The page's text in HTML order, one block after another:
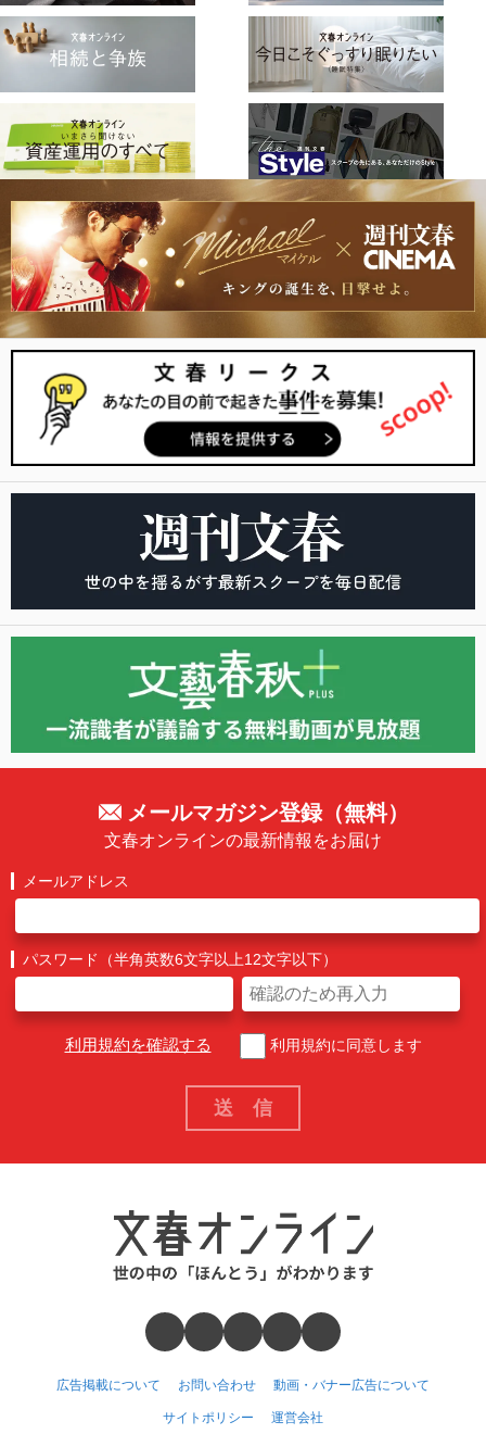
メールマガジン登録（無料）
文春オンラインの最新情報をお届け
メールアドレス
パスワード（半角英数6文字以上12文字以下）
利用規約を確認する 利用規約に同意します
広告掲載について お問い合わせ 動画・バナー広告について
サイトポリシー 運営会社